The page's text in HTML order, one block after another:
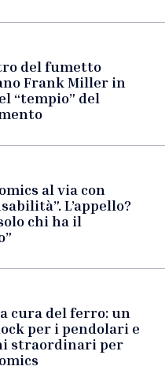
del fumetto
Frank Miller in
“tempio” del
al via con
L’appello?
chi ha il
cura del ferro: un
per i pendolari e
straordinari per